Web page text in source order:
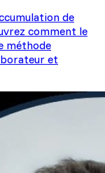
de
comment le
méthode
et